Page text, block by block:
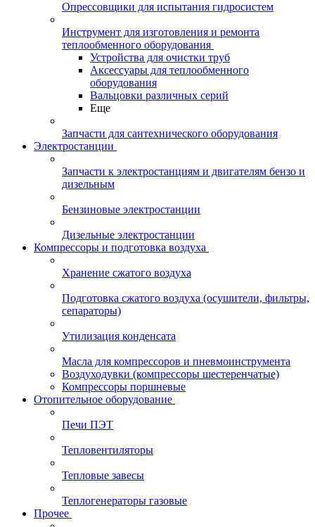
Опрессовщики для испытания гидросистем
Инструмент для изготовления и ремонта
теплообменного оборудования
Устройства для очистки труб
Аксессуары для теплообменного
оборудования
Вальцовки различных серий
Еще
Запчасти для сантехнического оборудования
Электростанции
Запчасти к электростанциям и двигателям бензо и
дизельным
Бензиновые электростанции
Дизельные электростанции
Компрессоры и подготовка воздуха
Хранение сжатого воздуха
Подготовка сжатого воздуха (осушители, фильтры,
сепараторы)
Утилизация конденсата
Масла для компрессоров и пневмоинструмента
Воздуходувки (компрессоры шестеренчатые)
Компрессоры поршневые
Отопительное оборудование
Печи ПЭТ
Тепловентиляторы
Тепловые завесы
Теплогенераторы газовые
Прочее